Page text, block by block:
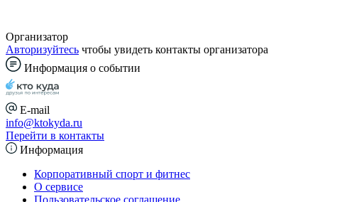
Организатор
Авторизуйтесь чтобы увидеть контакты организатора
Информация о событии
E-mail
info@ktokyda.ru
Перейти в контакты
Информация
Корпоративный спорт и фитнес
О сервисе
Пользовательское соглашение